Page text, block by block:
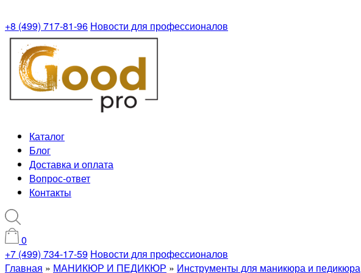
+8 (499) 717-81-96 Новости для профессионалов
Каталог
Блог
Доставка и оплата
Вопрос-ответ
Контакты
0
+7 (499) 734-17-59 Новости для профессионалов
Главная » МАНИКЮР И ПЕДИКЮР » Инструменты для маникюра и педикюра